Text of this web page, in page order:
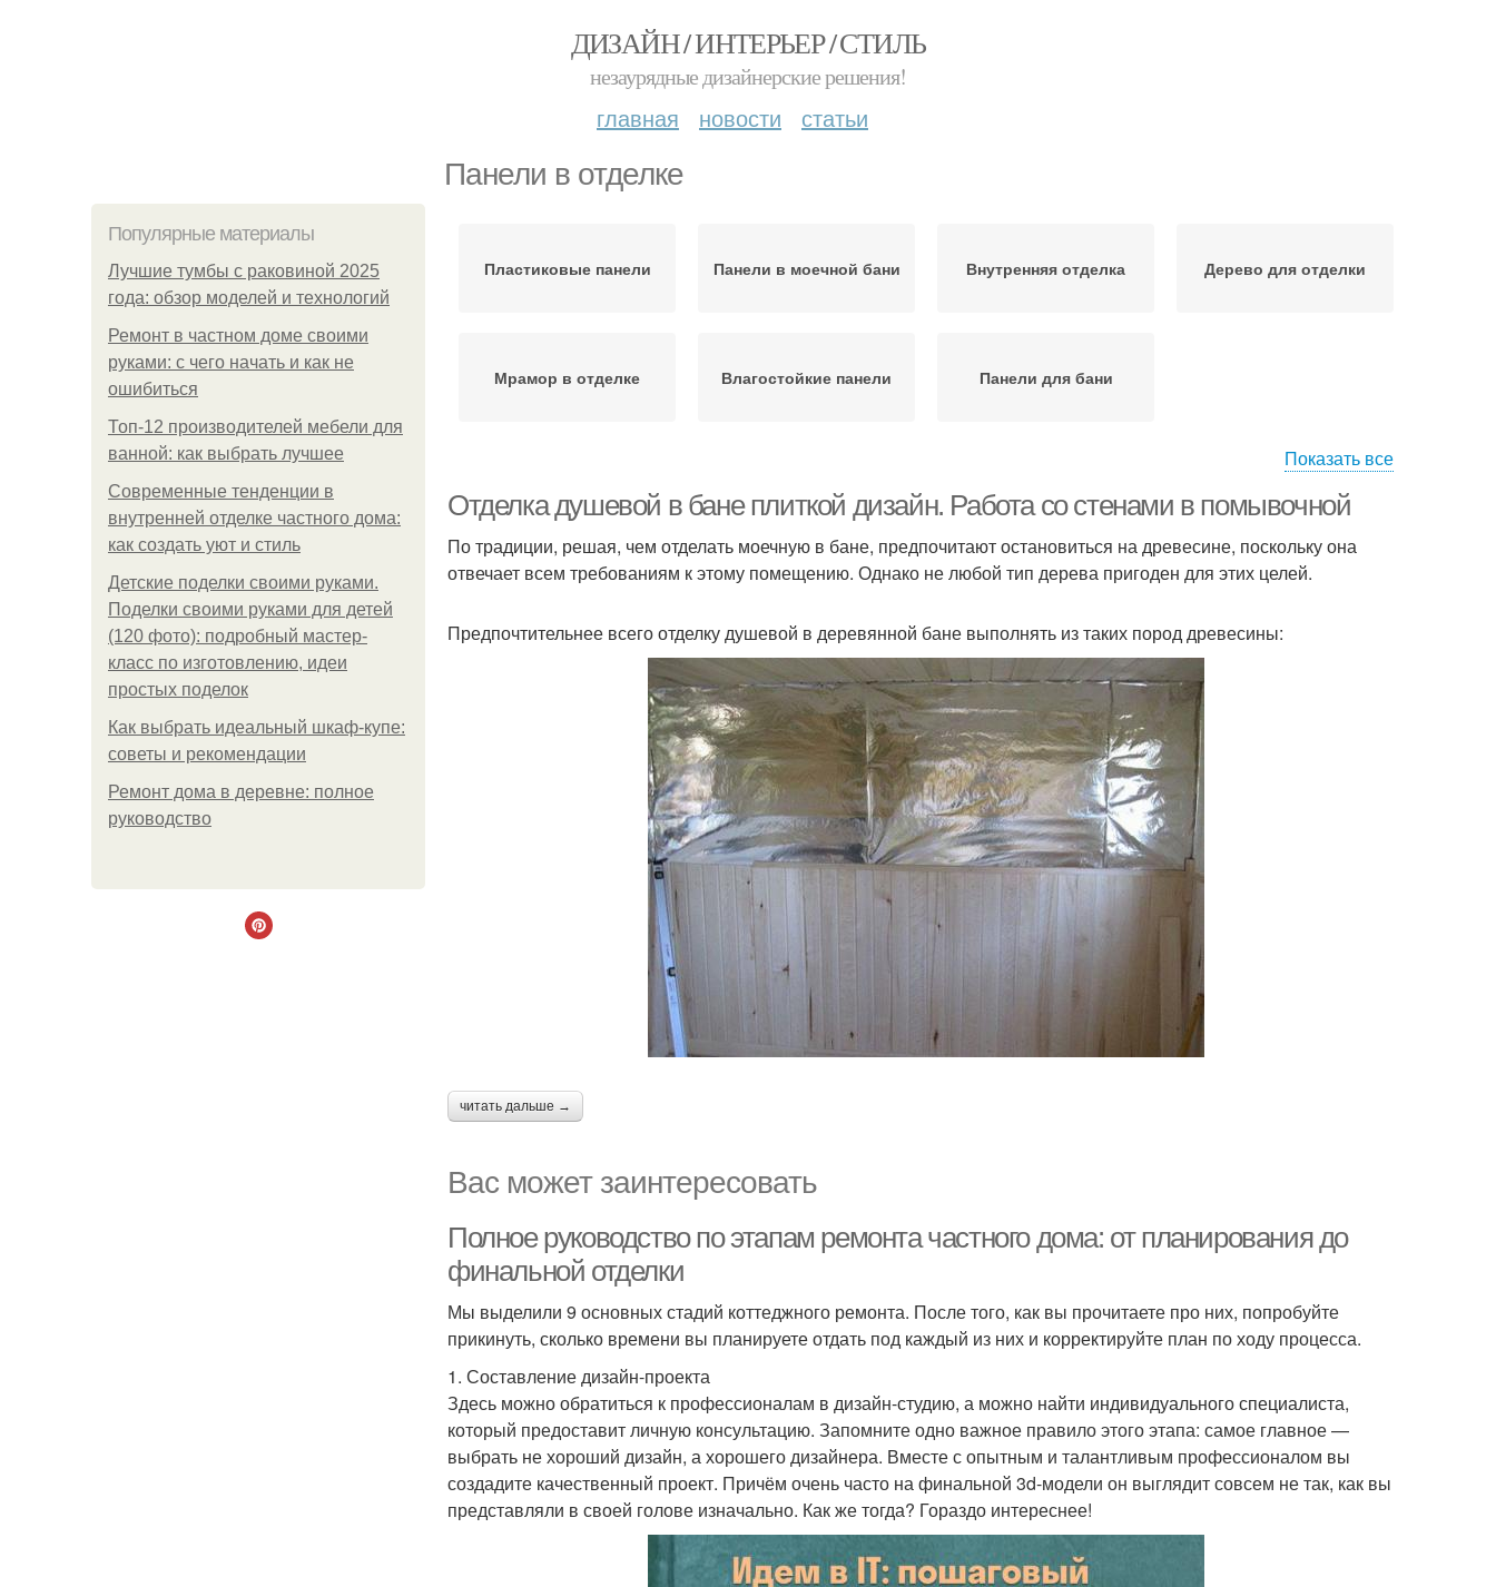
ДИЗАЙН / ИНТЕРЬЕР / СТИЛЬ
незаурядные дизайнерские решения!
главная новости статьи
Панели в отделке
Популярные материалы
Лучшие тумбы с раковиной 2025
года: обзор моделей и технологий
Ремонт в частном доме своими
руками: с чего начать и как не
ошибиться
Топ-12 производителей мебели для
ванной: как выбрать лучшее
Современные тенденции в
внутренней отделке частного дома:
как создать уют и стиль
Детские поделки своими руками.
Поделки своими руками для детей
(120 фото): подробный мастер-
класс по изготовлению, идеи
простых поделок
Как выбрать идеальный шкаф-купе:
советы и рекомендации
Ремонт дома в деревне: полное
руководство
Пластиковые панели Панели в моечной бани Внутренняя отделка Дерево для отделки
Мрамор в отделке Влагостойкие панели Панели для бани
Показать все
Отделка душевой в бане плиткой дизайн. Работа со стенами в помывочной
По традиции, решая, чем отделать моечную в бане, предпочитают остановиться на древесине, поскольку она
отвечает всем требованиям к этому помещению. Однако не любой тип дерева пригоден для этих целей.
Предпочтительнее всего отделку душевой в деревянной бане выполнять из таких пород древесины:
читать дальше →
Вас может заинтересовать
Полное руководство по этапам ремонта частного дома: от планирования до
финальной отделки
Мы выделили 9 основных стадий коттеджного ремонта. После того, как вы прочитаете про них, попробуйте
прикинуть, сколько времени вы планируете отдать под каждый из них и корректируйте план по ходу процесса.
1. Составление дизайн-проекта
Здесь можно обратиться к профессионалам в дизайн-студию, а можно найти индивидуального специалиста,
который предоставит личную консультацию. Запомните одно важное правило этого этапа: самое главное —
выбрать не хороший дизайн, а хорошего дизайнера. Вместе с опытным и талантливым профессионалом вы
создадите качественный проект. Причём очень часто на финальной 3d-модели он выглядит совсем не так, как вы
представляли в своей голове изначально. Как же тогда? Гораздо интереснее!